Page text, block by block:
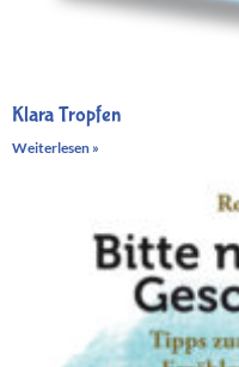
Klara Tropfen
Weiterlesen »